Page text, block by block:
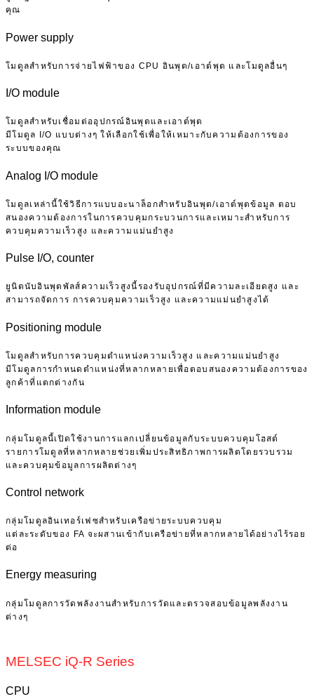
คุณ
Power supply
โมดูลสำหรับการจ่ายไฟฟ้าของ CPU อินพุต/เอาต์พุต และโมดูลอื่นๆ
I/O module
โมดูลสำหรับเชื่อมต่ออุปกรณ์อินพุตและเอาต์พุต
มีโมดูล I/O แบบต่างๆ ให้เลือกใช้เพื่อให้เหมาะกับความต้องการของ
ระบบของคุณ
Analog I/O module
โมดูลเหล่านี้ใช้วิธีการแบบอะนาล็อกสำหรับอินพุต/เอาต์พุตข้อมูล ตอบ
สนองความต้องการในการควบคุมกระบวนการและเหมาะสำหรับการ
ควบคุมความเร็วสูง และความแม่นยำสูง
Pulse I/O, counter
ยูนิตนับอินพุตพัลส์ความเร็วสูงนี้รองรับอุปกรณ์ที่มีความละเอียดสูง และ
สามารถจัดการ การควบคุมความเร็วสูง และความแม่นยำสูงได้
Positioning module
โมดูลสำหรับการควบคุมตำแหน่งความเร็วสูง และความแม่นยำสูง
มีโมดูลการกำหนดตำแหน่งที่หลากหลายเพื่อตอบสนองความต้องการของ
ลูกค้าที่แตกต่างกัน
Information module
กลุ่มโมดูลนี้เปิดใช้งานการแลกเปลี่ยนข้อมูลกับระบบควบคุมโฮสต์
รายการโมดูลที่หลากหลายช่วยเพิ่มประสิทธิภาพการผลิตโดยรวบรวม
และควบคุมข้อมูลการผลิตต่างๆ
Control network
กลุ่มโมดูลอินเทอร์เฟซสำหรับเครือข่ายระบบควบคุม
แต่ละระดับของ FA จะผสานเข้ากับเครือข่ายที่หลากหลายได้อย่างไร้รอย
ต่อ
Energy measuring
กลุ่มโมดูลการวัดพลังงานสำหรับการวัดและตรวจสอบข้อมูลพลังงาน
ต่างๆ
MELSEC iQ-R Series
CPU